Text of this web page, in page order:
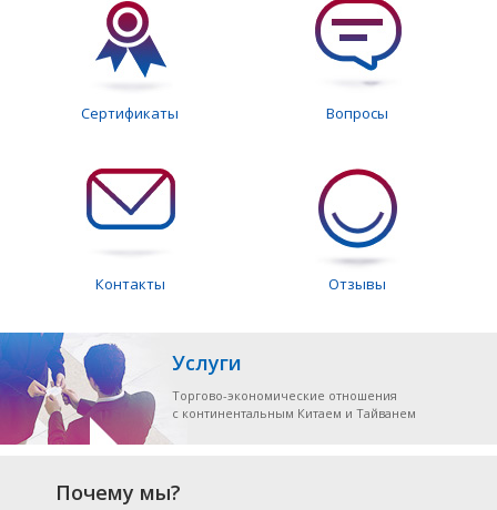
Сертификаты Вопросы
Контакты Отзывы
Услуги
Торгово-экономические отношения
с континентальным Китаем и Тайванем
Почему мы?